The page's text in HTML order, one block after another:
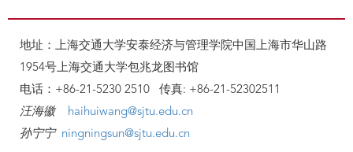
地址：上海交通大学安泰经济与管理学院中国上海市华山路
1954号上海交通大学包兆龙图书馆
电话：+86-21-5230 2510 传真: +86-21-52302511
汪海徽
haihuiwang@sjtu.edu.cn
孙宁宁 ningningsun@sjtu.edu.cn